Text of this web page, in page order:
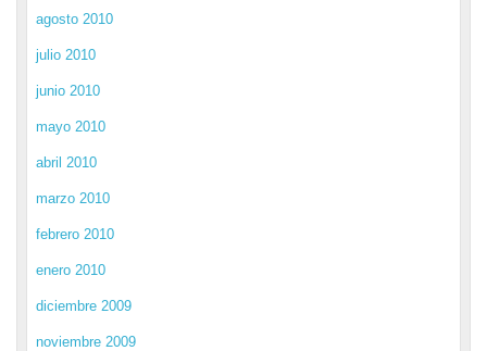
agosto 2010
julio 2010
junio 2010
mayo 2010
abril 2010
marzo 2010
febrero 2010
enero 2010
diciembre 2009
noviembre 2009